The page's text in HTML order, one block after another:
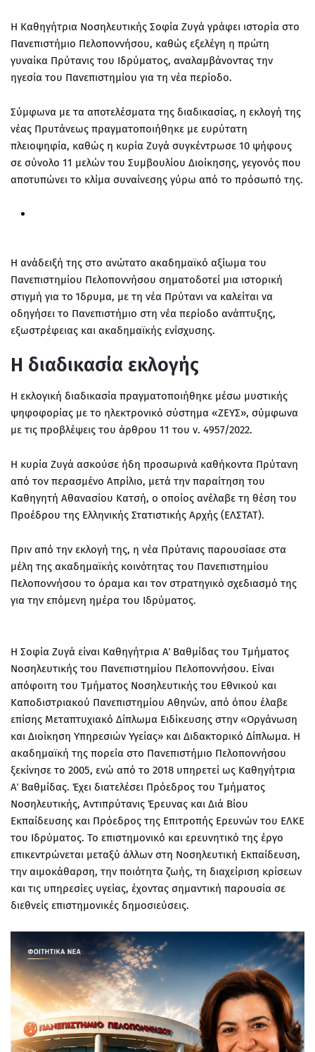
Η Καθηγήτρια Νοσηλευτικής Σοφία Ζυγά γράφει ιστορία στο
Πανεπιστήμιο Πελοποννήσου, καθώς εξελέγη η πρώτη
γυναίκα Πρύτανις του Ιδρύματος, αναλαμβάνοντας την
ηγεσία του Πανεπιστημίου για τη νέα περίοδο.
Σύμφωνα με τα αποτελέσματα της διαδικασίας, η εκλογή της
νέας Πρυτάνεως πραγματοποιήθηκε με ευρύτατη
πλειοψηφία, καθώς η κυρία Ζυγά συγκέντρωσε 10 ψήφους
σε σύνολο 11 μελών του Συμβουλίου Διοίκησης, γεγονός που
αποτυπώνει το κλίμα συναίνεσης γύρω από το πρόσωπό της.
Η ανάδειξή της στο ανώτατο ακαδημαϊκό αξίωμα του
Πανεπιστημίου Πελοποννήσου σηματοδοτεί μια ιστορική
στιγμή για το Ίδρυμα, με τη νέα Πρύτανι να καλείται να
οδηγήσει το Πανεπιστήμιο στη νέα περίοδο ανάπτυξης,
εξωστρέφειας και ακαδημαϊκής ενίσχυσης.
Η διαδικασία εκλογής
Η εκλογική διαδικασία πραγματοποιήθηκε μέσω μυστικής
ψηφοφορίας με το ηλεκτρονικό σύστημα «ΖΕΥΣ», σύμφωνα
με τις προβλέψεις του άρθρου 11 του ν. 4957/2022.
Η κυρία Ζυγά ασκούσε ήδη προσωρινά καθήκοντα Πρύτανη
από τον περασμένο Απρίλιο, μετά την παραίτηση του
Καθηγητή Αθανασίου Κατσή, ο οποίος ανέλαβε τη θέση του
Προέδρου της Ελληνικής Στατιστικής Αρχής (ΕΛΣΤΑΤ).
Πριν από την εκλογή της, η νέα Πρύτανις παρουσίασε στα
μέλη της ακαδημαϊκής κοινότητας του Πανεπιστημίου
Πελοποννήσου το όραμα και τον στρατηγικό σχεδιασμό της
για την επόμενη ημέρα του Ιδρύματος.
Η Σοφία Ζυγά είναι Καθηγήτρια Α΄ Βαθμίδας του Τμήματος
Νοσηλευτικής του Πανεπιστημίου Πελοποννήσου. Είναι
απόφοιτη του Τμήματος Νοσηλευτικής του Εθνικού και
Καποδιστριακού Πανεπιστημίου Αθηνών, από όπου έλαβε
επίσης Μεταπτυχιακό Δίπλωμα Ειδίκευσης στην «Οργάνωση
και Διοίκηση Υπηρεσιών Υγείας» και Διδακτορικό Δίπλωμα. Η
ακαδημαϊκή της πορεία στο Πανεπιστήμιο Πελοποννήσου
ξεκίνησε το 2005, ενώ από το 2018 υπηρετεί ως Καθηγήτρια
Α΄ Βαθμίδας. Έχει διατελέσει Πρόεδρος του Τμήματος
Νοσηλευτικής, Αντιπρύτανις Έρευνας και Διά Βίου
Εκπαίδευσης και Πρόεδρος της Επιτροπής Ερευνών του ΕΛΚΕ
του Ιδρύματος. Το επιστημονικό και ερευνητικό της έργο
επικεντρώνεται μεταξύ άλλων στη Νοσηλευτική Εκπαίδευση,
την αιμοκάθαρση, την ποιότητα ζωής, τη διαχείριση κρίσεων
και τις υπηρεσίες υγείας, έχοντας σημαντική παρουσία σε
διεθνείς επιστημονικές δημοσιεύσεις.